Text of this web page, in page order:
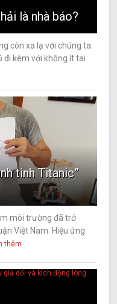
là nhà báo?
còn xa lạ với chúng ta.
đi kèm với không ít tai
tinh Titanic”
môi trường đã trở
Việt Nam. Hiệu ứng
thêm